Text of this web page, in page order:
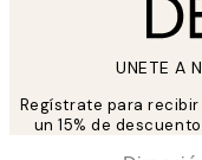
UNETE A
Regístrate para
un 15% de